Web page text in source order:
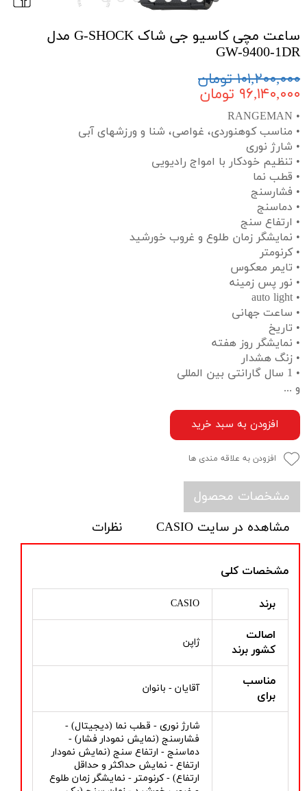
ساعت مچی کاسیو جی شاک G-SHOCK مدل
GW-9400-1DR
۱۰۱,۲۰۰,۰۰۰ تومان
۹۶,۱۴۰,۰۰۰ تومان
• RANGEMAN
• مناسب کوهنوردی، غواصی، شنا و ورزشهای آبی
• شارژ نوری
• تنظیم خودکار با امواج رادیویی
• قطب نما
• فشارسنج
• دماسنج
• ارتفاع سنج
• نمایشگر زمان طلوع و غروب خورشید
• کرنومتر
• تایمر معکوس
• نور پس زمینه
• auto light
• ساعت جهانی
• تاریخ
• نمایشگر روز هفته
• زنگ هشدار
• 1 سال گارانتی بین المللی
و ...
افزودن به سبد خرید
افزودن به علاقه مندی ها
مشخصات محصول
مشاهده در سایت CASIO
نظرات
مشخصات کلی
برند CASIO
اصالت
کشور برند
ژاپن
مناسب
برای
آقایان - بانوان
شارژ نوری - قطب نما (دیجیتال) -
فشارسنج (نمایش نمودار فشار) -
دماسنج - ارتفاع سنج (نمایش نمودار
ارتفاع - نمایش حداکثر و حداقل
ارتفاع) - کرنومتر - نمایشگر زمان طلوع